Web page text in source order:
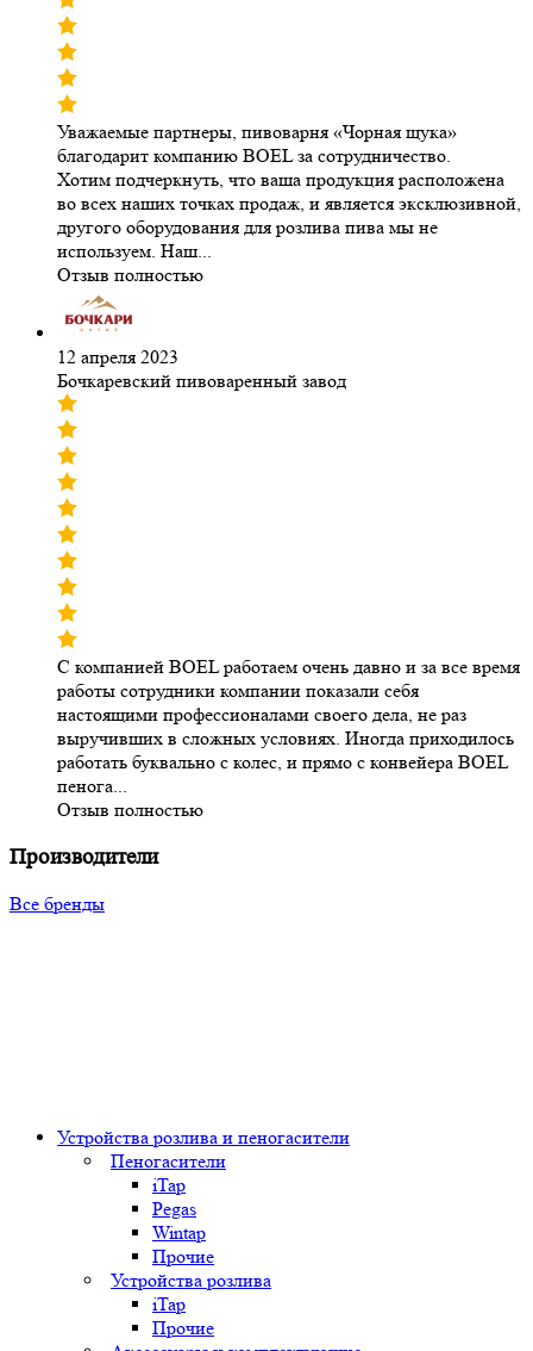
Уважаемые партнеры, пивоварня «Чорная щука»
благодарит компанию ВОЕL за сотрудничество.
Хотим подчеркнуть, что ваша продукция расположена
во всех наших точках продаж, и является эксклюзивной,
другого оборудования для розлива пива мы не
используем. Наш...
Отзыв полностью
12 апреля 2023
Бочкаревский пивоваренный завод
С компанией BOEL работаем очень давно и за все время
работы сотрудники компании показали себя
настоящими профессионалами своего дела, не раз
выручивших в сложных условиях. Иногда приходилось
работать буквально с колес, и прямо с конвейера BOEL
пенога...
Отзыв полностью
Производители
Все бренды
Устройства розлива и пеногасители
Пеногасители
iTap
Pegas
Wintap
Прочие
Устройства розлива
iTap
Прочие